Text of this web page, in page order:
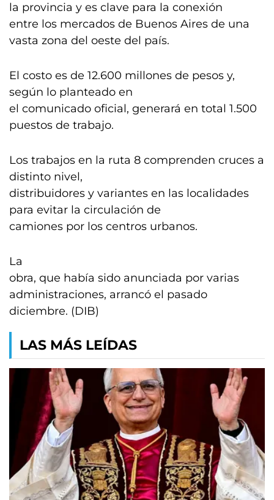
la provincia y es clave para la conexión
entre los mercados de Buenos Aires de una
vasta zona del oeste del país.
El costo es de 12.600 millones de pesos y,
según lo planteado en
el comunicado oficial, generará en total 1.500
puestos de trabajo.
Los trabajos en la ruta 8 comprenden cruces a
distinto nivel,
distribuidores y variantes en las localidades
para evitar la circulación de
camiones por los centros urbanos.
La
obra, que había sido anunciada por varias
administraciones, arrancó el pasado
diciembre. (DIB)
LAS MÁS LEÍDAS